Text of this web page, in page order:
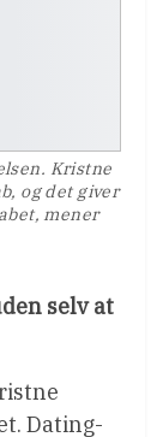
Kristne
og det giver
mener
selv at
Dating-